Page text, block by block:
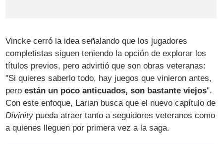
Vincke cerró la idea señalando que los jugadores
completistas siguen teniendo la opción de explorar los
títulos previos, pero advirtió que son obras veteranas:
"Si quieres saberlo todo, hay juegos que vinieron antes,
peroestán un poco anticuados, son bastante viejos".
Con este enfoque, Larian busca que el nuevo capítulo de
Divinity pueda atraer tanto a seguidores veteranos como
a quienes lleguen por primera vez a la saga.